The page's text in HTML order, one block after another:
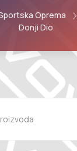
Oprema
Donji Dio